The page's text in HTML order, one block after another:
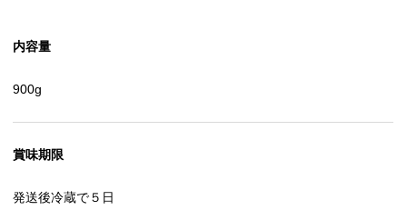
内容量
900g
賞味期限
発送後冷蔵で５日